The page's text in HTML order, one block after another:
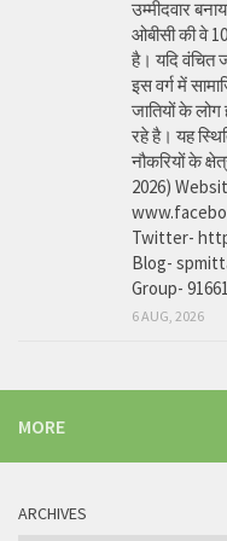
उम्मीदवार
ओबीसी की वे
है। यदि वंचित
इस वर्ग में
जातियों के
रहे है। यह
नौकरियों के
2026)
Twitter-
Blog-
Group-
6 AUG, 2026
MORE
ARCHIVES